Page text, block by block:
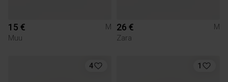
15 €
M
Muu
26 €
M
Zara
4 1